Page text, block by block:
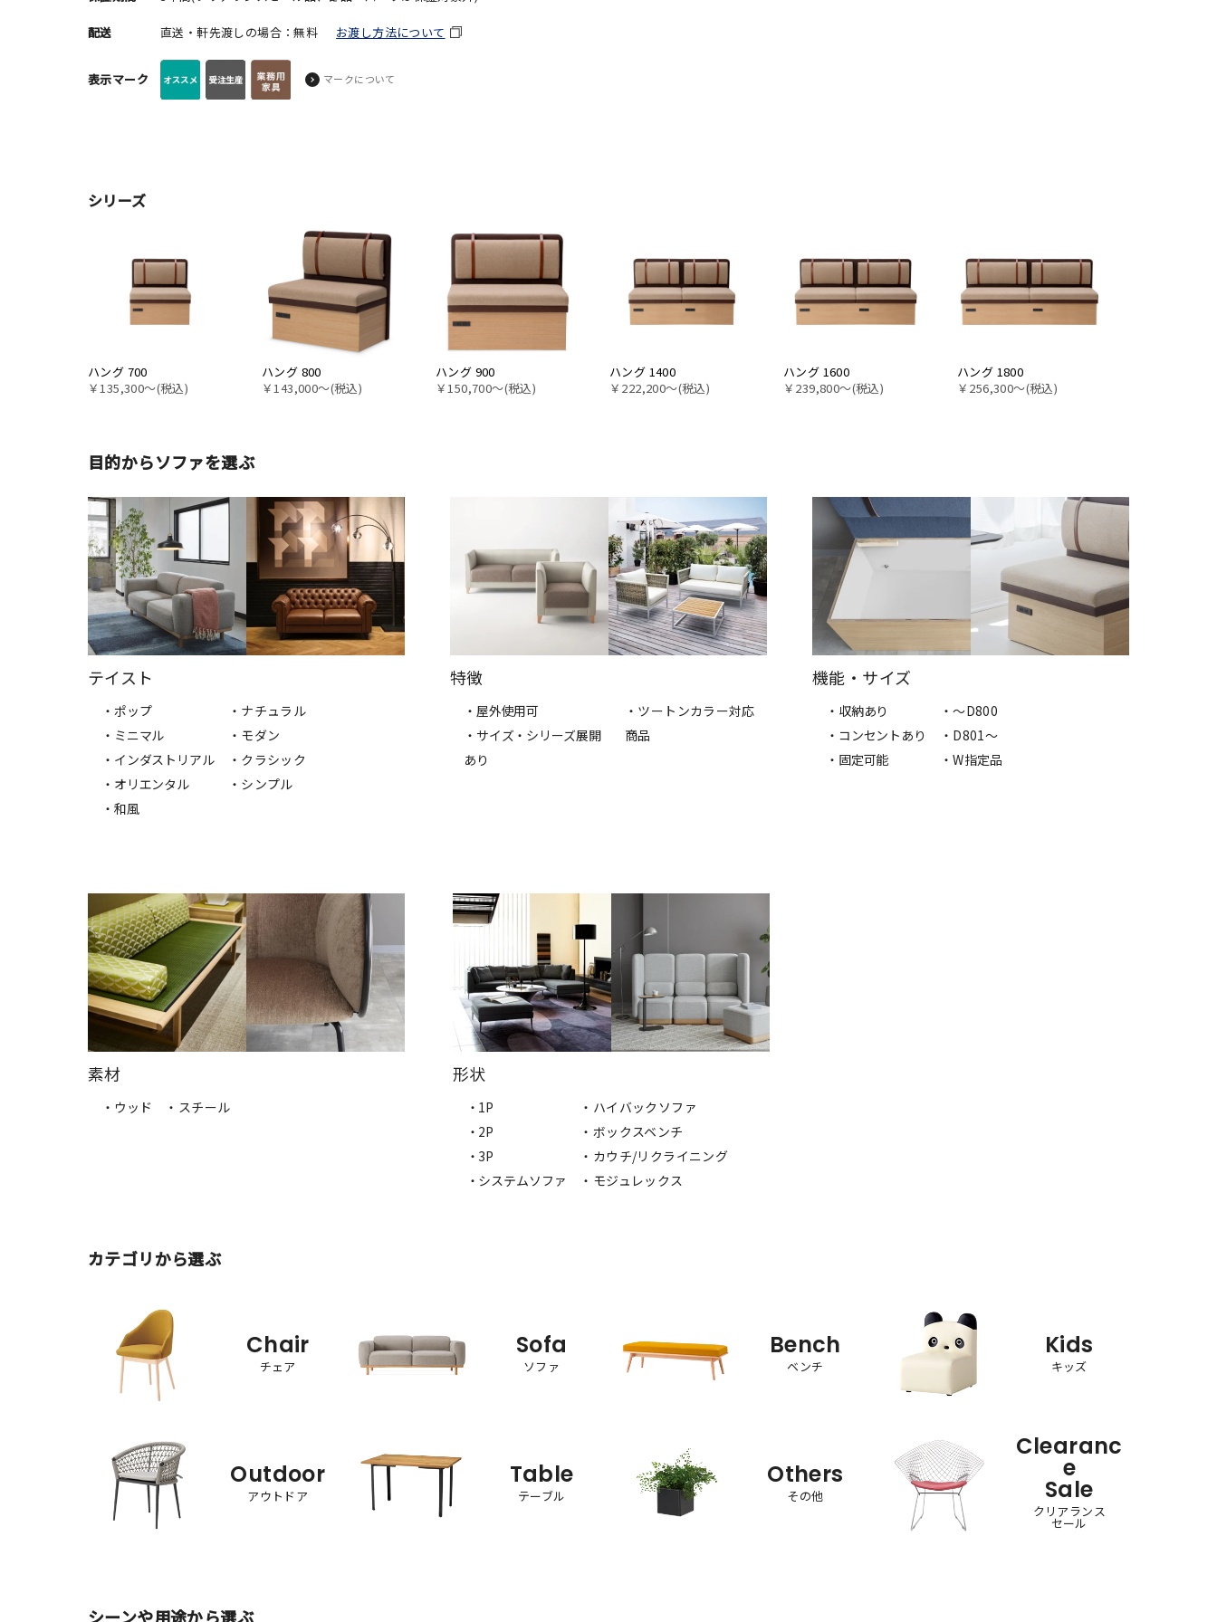
配送 直送・軒先渡しの場合：無料 お渡し方法について
表示マーク マークについて
シリーズ
ハング 700
￥135,300〜(税込)
ハング 800
￥143,000〜(税込)
ハング 900
￥150,700〜(税込)
ハング 1400
￥222,200〜(税込)
ハング 1600
￥239,800〜(税込)
ハング 1800
￥256,300〜(税込)
目的からソファを選ぶ
テイスト
・ポップ
・ミニマル
・インダストリアル
・オリエンタル
・和風
・ナチュラル
・モダン
・クラシック
・シンプル
特徴
・屋外使用可
・サイズ・シリーズ展開
あり
・ツートンカラー対応
商品
機能・サイズ
・収納あり
・コンセントあり
・固定可能
・～D800
・D801～
・W指定品
素材
・ウッド ・スチール
形状
・1P
・2P
・3P
・システムソファ
・ハイバックソファ
・ボックスベンチ
・カウチ/リクライニング
・モジュレックス
カテゴリから選ぶ
Chair
チェア
Sofa
ソファ
Bench
ベンチ
Kids
キッズ
Outdoor
アウトドア
Table
テーブル
Others
その他
Clearanc
e
Sale
クリアランス
セール
シーンや用途から選ぶ